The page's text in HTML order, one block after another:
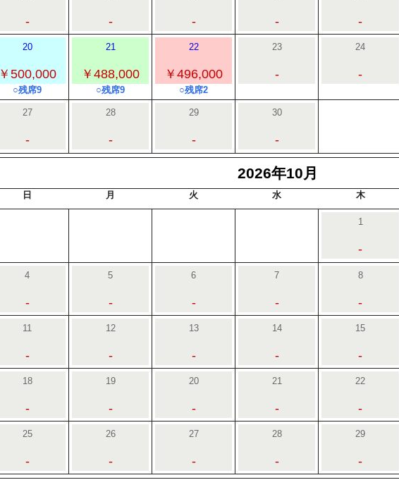
- - - - -
20
￥500,000
○残席9
21
￥488,000
○残席9
22
￥496,000
○残席2
23
-
24
-
27
-
28
-
29
-
30
-
2026年10月
日 月 火 水 木
1
-
4
-
5
-
6
-
7
-
8
-
11
-
12
-
13
-
14
-
15
-
18
-
19
-
20
-
21
-
22
-
25
-
26
-
27
-
28
-
29
-